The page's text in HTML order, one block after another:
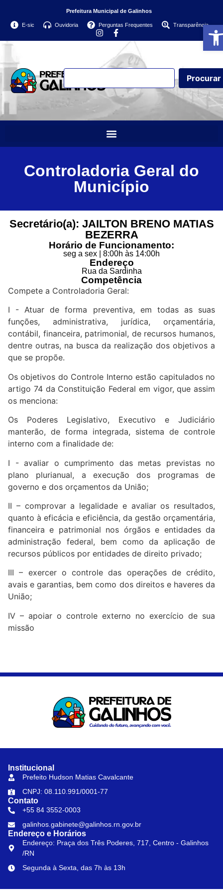
Prefeitura Municipal de Galinhos
E-sic Ouvidoria Perguntas Frequentes Transparência
Procurar
Controladoria Geral do
Município
Secretário(a): JAILTON BRENO MATIAS
BEZERRA
Horário de Funcionamento:
seg a sex | 8:00h às 14:00h
Endereço
Rua da Sardinha
Competência
Compete a Controladoria Geral:
I - Atuar de forma preventiva, em todas as suas
funções, administrativa, jurídica, orçamentária,
contábil, financeira, patrimonial, de recursos humanos,
dentre outras, na busca da realização dos objetivos a
que se propõe.
Os objetivos do Controle Interno estão capitulados no
artigo 74 da Constituição Federal em vigor, que assim
os menciona:
Os Poderes Legislativo, Executivo e Judiciário
manterão, de forma integrada, sistema de controle
interno com a finalidade de:
I - avaliar o cumprimento das metas previstas no
plano plurianual, a execução dos programas de
governo e dos orçamentos da União;
II – comprovar a legalidade e avaliar os resultados,
quanto à eficácia e eficiência, da gestão orçamentária,
financeira e patrimonial nos órgãos e entidades da
administração federal, bem como da aplicação de
recursos públicos por entidades de direito privado;
III – exercer o controle das operações de crédito,
avais e garantias, bem como dos direitos e haveres da
União;
IV – apoiar o controle externo no exercício de sua
missão
Institucional
Prefeito Hudson Matias Cavalcante
CNPJ: 08.110.991/0001-77
Contato
+55 84 3552-0003
galinhos.gabinete@galinhos.rn.gov.br
Endereço e Horários
Endereço: Praça dos Três Poderes, 717, Centro - Galinhos
/RN
Segunda à Sexta, das 7h às 13h